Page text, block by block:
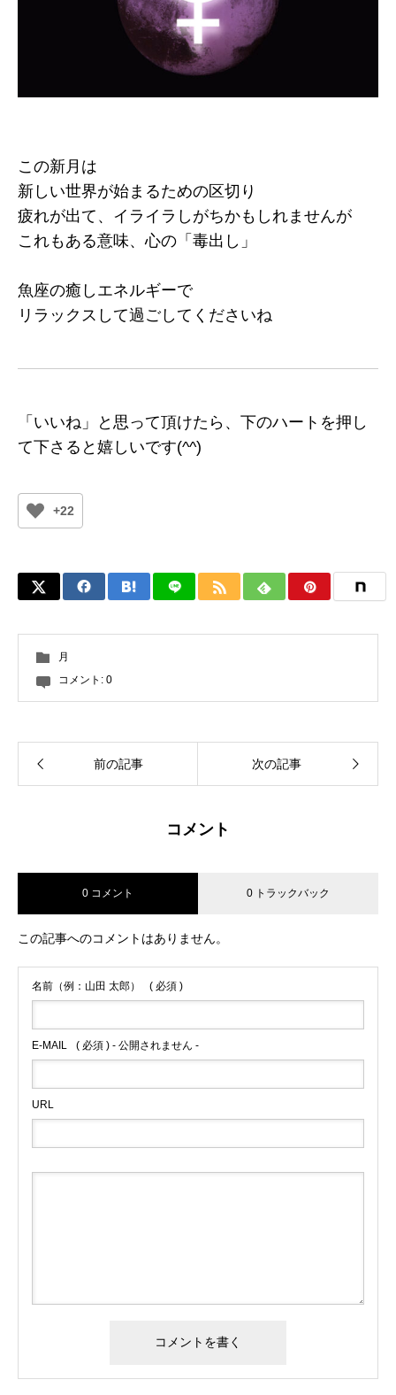
この新月は
新しい世界が始まるための区切り
疲れが出て、イライラしがちかもしれませんが
これもある意味、心の「毒出し」
魚座の癒しエネルギーで
リラックスして過ごしてくださいね
「いいね」と思って頂けたら、下のハートを押し
て下さると嬉しいです(^^)
+22
月
コメント: 0
前の記事 次の記事
コメント
0 コメント 0 トラックバック
この記事へのコメントはありません。
名前（例：山田 太郎） ( 必須 )
E-MAIL ( 必須 ) - 公開されません -
URL